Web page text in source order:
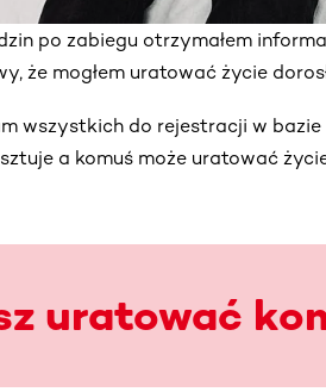
po zabiegu otrzymałem
że mogłem uratować życie
wszystkich do rejestracji w
a komuś może uratować
uratować